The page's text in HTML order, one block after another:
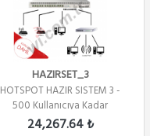
HAZIRSET_3
HOTSPOT HAZIR SISTEM 3 -
500 Kullanıcıya Kadar
24,267.64 ₺